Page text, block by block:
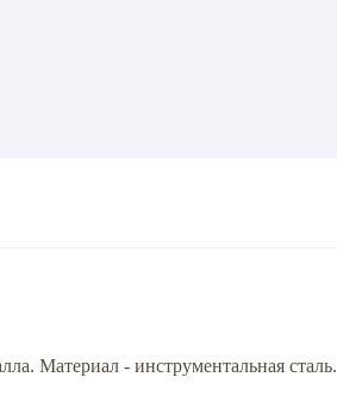
Материал - инструментальная сталь.